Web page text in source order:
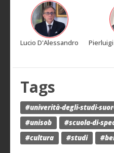
Lucio D'Alessandro
Tags
#univerità-degli-studi-
#unisob
#scuola-di-
#cultura
#studi